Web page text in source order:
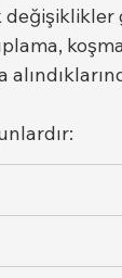
değişiklikler